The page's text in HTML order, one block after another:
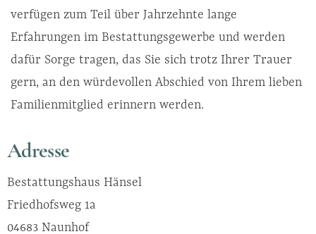
verfügen zum Teil über Jahrzehnte lange
Erfahrungen im Bestattungsgewerbe und werden
dafür Sorge tragen, das Sie sich trotz Ihrer Trauer
gern, an den würdevollen Abschied von Ihrem lieben
Familienmitglied erinnern werden.
Adresse
Bestattungshaus Hänsel
Friedhofsweg 1a
04683 Naunhof